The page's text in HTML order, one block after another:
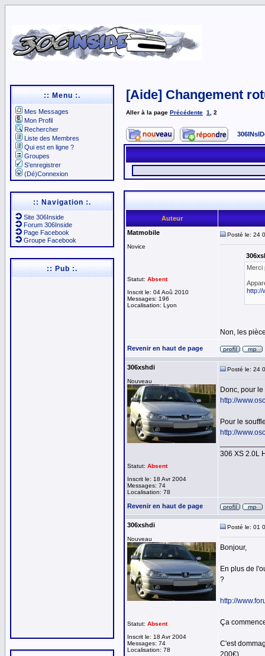
:: Menu :.
Mes Messages
Mon Profil
Rechercher
Liste des Membres
Qui est en ligne ?
Groupes
S'enregistrer
(Dé)Connexion
:: Navigation :.
Site 306Inside
Forum 306Inside
Page Facebook
Groupe Facebook
:: Pub :.
[Aide] Changement
Aller à la page Précédente 1 2
Auteur
Matmobile
Novice
Statut: Absent
Inscrit le: 04 Aoû 2010
Messages: 196
Localisation: Lyon
Posté le: 24
Merci
http://
Non, les
Revenir en haut de page
306xshdi
Nouveau
Statut: Absent
Inscrit le: 18 Avr 2004
Messages: 74
Localisation: 78
Posté le: 24
Donc, pour
http://
Pour le
http://
306 XS 2.0L
Revenir en haut de page
306xshdi
Nouveau
Statut: Absent
Inscrit le: 18 Avr 2004
Messages: 74
Localisation: 78
Posté le: 01
Bonjour,
En plus de
?
http://
Ça
C'est
200€)